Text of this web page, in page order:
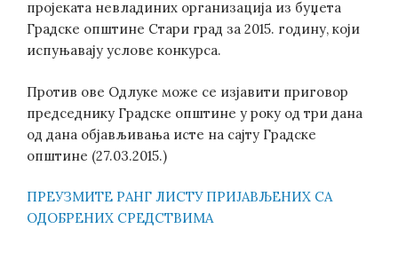
пројеката невладиних организација из буџета
Градске општине Стари град за 2015. годину, који
испуњавају услове конкурса.
Против ове Одлуке може се изјавити приговор
председнику Градске општине у року од три дана
од дана објављивања исте на сајту Градске
општине (27.03.2015.)
ПРЕУЗМИТЕ РАНГ ЛИСТУ ПРИЈАВЉЕНИХ СА
ОДОБРЕНИХ СРЕДСТВИМА